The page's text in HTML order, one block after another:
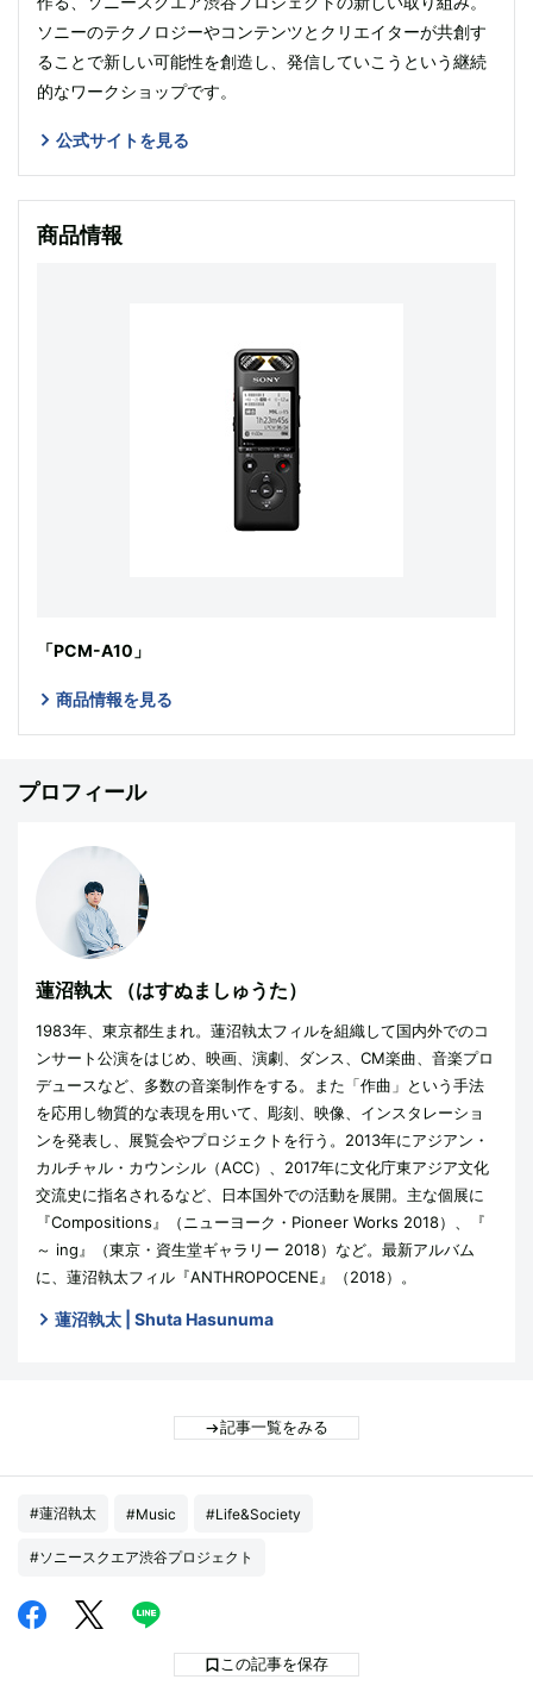
ソニーのテクノロジーやコンテンツとクリエイターが共創す
ることで新しい可能性を創造し、発信していこうという継続
的なワークショップです。
公式サイトを見る
商品情報
「PCM-A10」
商品情報を見る
プロフィール
蓮沼執太 （はすぬましゅうた）
1983年、東京都生まれ。蓮沼執太フィルを組織して国内外でのコ
ンサート公演をはじめ、映画、演劇、ダンス、CM楽曲、音楽プロ
デュースなど、多数の音楽制作をする。また「作曲」という手法
を応用し物質的な表現を用いて、彫刻、映像、インスタレーショ
ンを発表し、展覧会やプロジェクトを行う。2013年にアジアン・
カルチャル・カウンシル（ACC）、2017年に文化庁東アジア文化
交流史に指名されるなど、日本国外での活動を展開。主な個展に
『Compositions』（ニューヨーク・Pioneer Works 2018）、『
～ ing』（東京・資生堂ギャラリー 2018）など。最新アルバム
に、蓮沼執太フィル『ANTHROPOCENE』（2018）。
蓮沼執太 | Shuta Hasunuma
記事一覧をみる
#蓮沼執太 #Music #Life&Society
#ソニースクエア渋谷プロジェクト
この記事を保存